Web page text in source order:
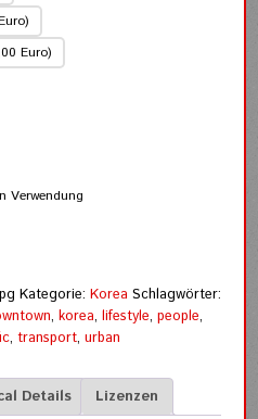
Euro)
Verwendung
Kategorie:Korea Schlagwörter:
,korea,lifestyle,people,
,transport,urban
Details Lizenzen